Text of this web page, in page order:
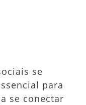
se
para
se conectar